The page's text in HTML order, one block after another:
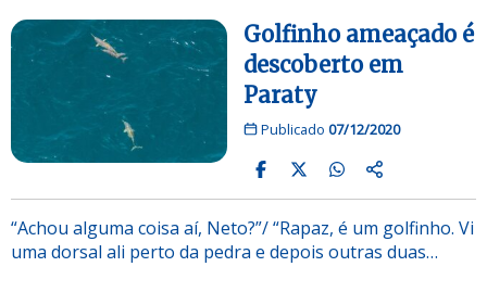
Golfinho ameaçado é
descoberto em
Paraty
Publicado 07/12/2020
“Achou alguma coisa aí, Neto?”/ “Rapaz, é um golfinho. Vi
uma dorsal ali perto da pedra e depois outras duas…